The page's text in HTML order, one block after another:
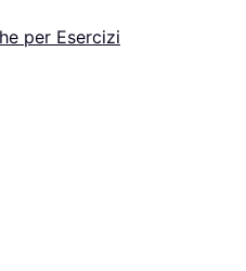
per Esercizi